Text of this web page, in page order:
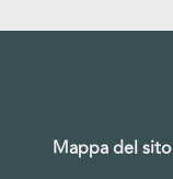
Mappa del sito